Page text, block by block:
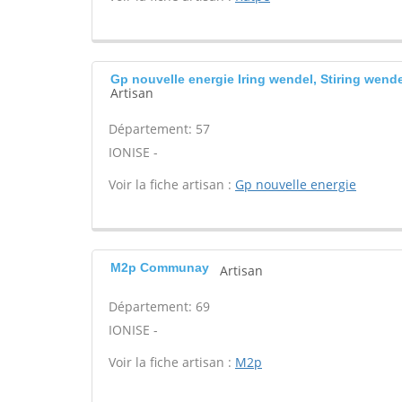
Gp nouvelle energie Iring wendel, Stiring
Artisan
Département: 57
IONISE -
Voir la fiche artisan : Gp nouvelle energie
M2p Communay Artisan
Département: 69
IONISE -
Voir la fiche artisan : M2p